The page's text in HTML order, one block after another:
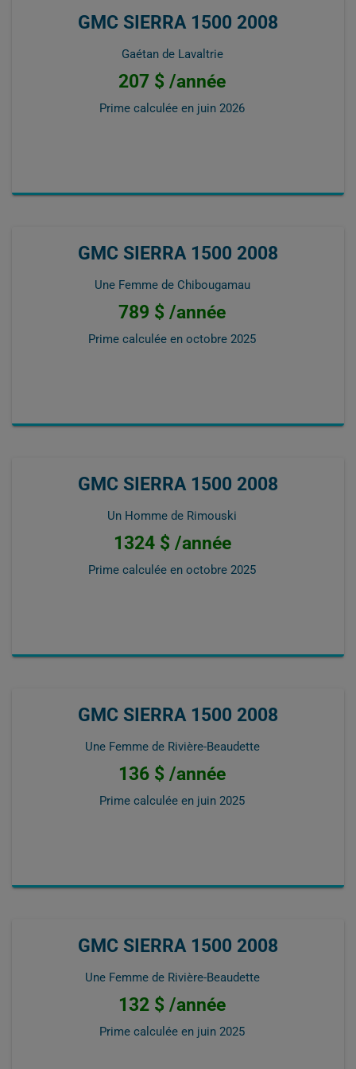
GMC SIERRA 1500 2008
Gaétan de Lavaltrie
207 $ /année
Prime calculée en juin 2026
GMC SIERRA 1500 2008
Une Femme de Chibougamau
789 $ /année
Prime calculée en octobre 2025
GMC SIERRA 1500 2008
Un Homme de Rimouski
1324 $ /année
Prime calculée en octobre 2025
GMC SIERRA 1500 2008
Une Femme de Rivière-Beaudette
136 $ /année
Prime calculée en juin 2025
GMC SIERRA 1500 2008
Une Femme de Rivière-Beaudette
132 $ /année
Prime calculée en juin 2025